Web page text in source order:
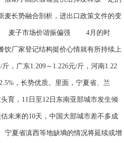
麦长势融合剖析，进出口政策文件的变
量 麦子市场价谐振偏强 4月的时
饮厂家登记结构挺价心情就有所持续上
，广东1.209～1.226元/斤，河南1.22
，长势优质。里面，宁夏省、兰
育，11日至12日东南亚部城市发生倾
未来的10天，中国大部城市差不多成
夏省滇西等地缺墒的情况将延续或增